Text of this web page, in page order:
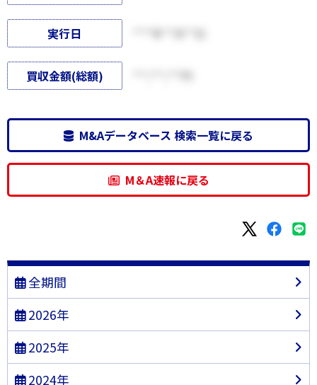
実行日
買収金額(総額)
M&Aデータベース 検索一覧に戻る
M＆A速報に戻る
全期間
2026年
2025年
2024年